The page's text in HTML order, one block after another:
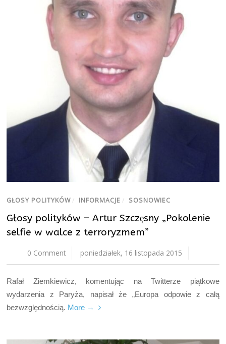
GŁOSY POLITYKÓW / INFORMACJE / SOSNOWIEC
Głosy polityków – Artur Szczęsny „Pokolenie
selfie w walce z terroryzmem”
0 Comment poniedziałek, 16 listopada 2015
Rafał Ziemkiewicz, komentując na Twitterze piątkowe
wydarzenia z Paryża, napisał że „Europa odpowie z całą
bezwzględnością. More →